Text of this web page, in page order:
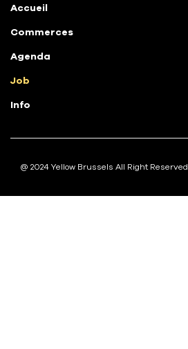
Accueil
Commerces
Agenda
Job
Info
@ 2024 Yellow Brussels All Right Reserved